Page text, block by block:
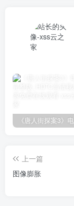
上一篇
图像膨胀